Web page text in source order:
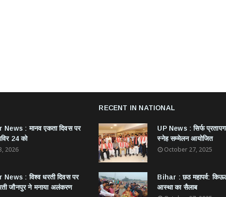
: ​मानव एकता दिवस पर
24 को
2026
: विश्व धरती दिवस पर
जौनपुर ने मनाया अलंकरण
RECENT IN NATIONAL
UP News : सिर्फ
स्नेह सम्मेलन आयोजित
October 27, 2025
Bihar : छठ महापर्व:
आस्था का सैलाब